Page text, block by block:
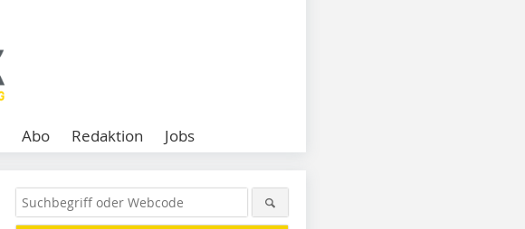
Abo Redaktion Jobs